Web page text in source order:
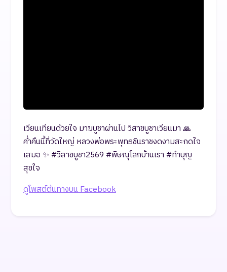
เวียนเทียนด้วยใจ มาฆบูชาผ่านไป วิสาขบูชาเวียนมา 🙏
ค่ำคืนนี้ที่วัดใหญ่ หลวงพ่อพระพุทธชินราชงดงามสะกดใจ
เสมอ ✨ #วิสาขบูชา2569 #พิษณุโลกบ้านเรา #ทำบุญ
สุขใจ
ดูโพสต์ต้นทางบน Facebook